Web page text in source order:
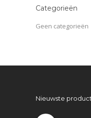
Categorieën
Geen categorieën
Nieuwste